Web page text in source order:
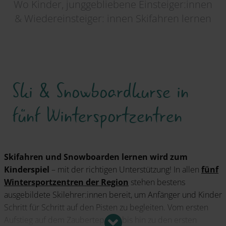
Wo Kinder, junggebliebene Einsteiger:innen
& Wiedereinsteiger: innen Skifahren lernen
Ski & Snowboardkurse in
fünf Wintersportzentren
Skifahren und Snowboarden lernen wird zum
Kinderspiel – mit der richtigen Unterstützung! In allen fünf
Wintersportzentren der Region stehen bestens
ausgebildete Skilehrer:innen bereit, um Anfänger und Kinder
Schritt für Schritt auf den Pisten zu begleiten. Vom ersten
Aufstieg auf dem Zauberteppich bis hin zu den ersten